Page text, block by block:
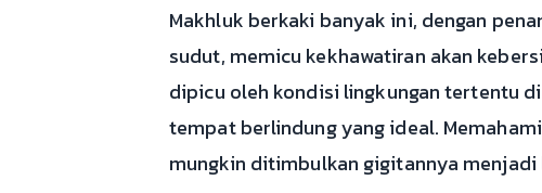
Makhluk berkaki banyak ini, dengan
sudut, memicu kekhawatiran akan
dipicu oleh kondisi lingkungan tertentu
tempat berlindung yang ideal.
mungkin ditimbulkan gigitannya